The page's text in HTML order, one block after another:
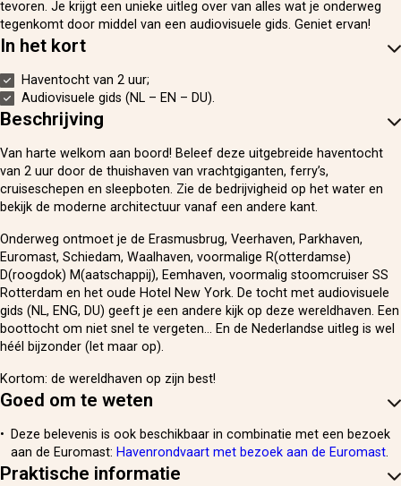
tevoren. Je krijgt een unieke uitleg over van alles wat je onderweg
tegenkomt door middel van een audiovisuele gids. Geniet ervan!
In het kort
Haventocht van 2 uur;
Audiovisuele gids (NL – EN – DU).
Beschrijving
Van harte welkom aan boord! Beleef deze uitgebreide haventocht
van 2 uur door de thuishaven van vrachtgiganten, ferry’s,
cruiseschepen en sleepboten. Zie de bedrijvigheid op het water en
bekijk de moderne architectuur vanaf een andere kant.
Onderweg ontmoet je de Erasmusbrug, Veerhaven, Parkhaven,
Euromast, Schiedam, Waalhaven, voormalige R(otterdamse)
D(roogdok) M(aatschappij), Eemhaven, voormalig stoomcruiser SS
Rotterdam en het oude Hotel New York. De tocht met audiovisuele
gids (NL, ENG, DU) geeft je een andere kijk op deze wereldhaven. Een
boottocht om niet snel te vergeten… En de Nederlandse uitleg is wel
héél bijzonder (let maar op).
Kortom: de wereldhaven op zijn best!
Goed om te weten
Deze belevenis is ook beschikbaar in combinatie met een bezoek
aan de Euromast: Havenrondvaart met bezoek aan de Euromast.
Praktische informatie